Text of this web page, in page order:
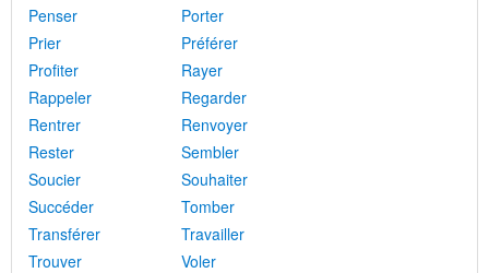
Penser
Porter
Prier
Préférer
Profiter
Rayer
Rappeler
Regarder
Rentrer
Renvoyer
Rester
Sembler
Soucier
Souhaiter
Succéder
Tomber
Transférer
Travailler
Trouver
Voler